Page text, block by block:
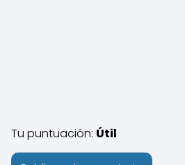
Tu puntuación: Útil